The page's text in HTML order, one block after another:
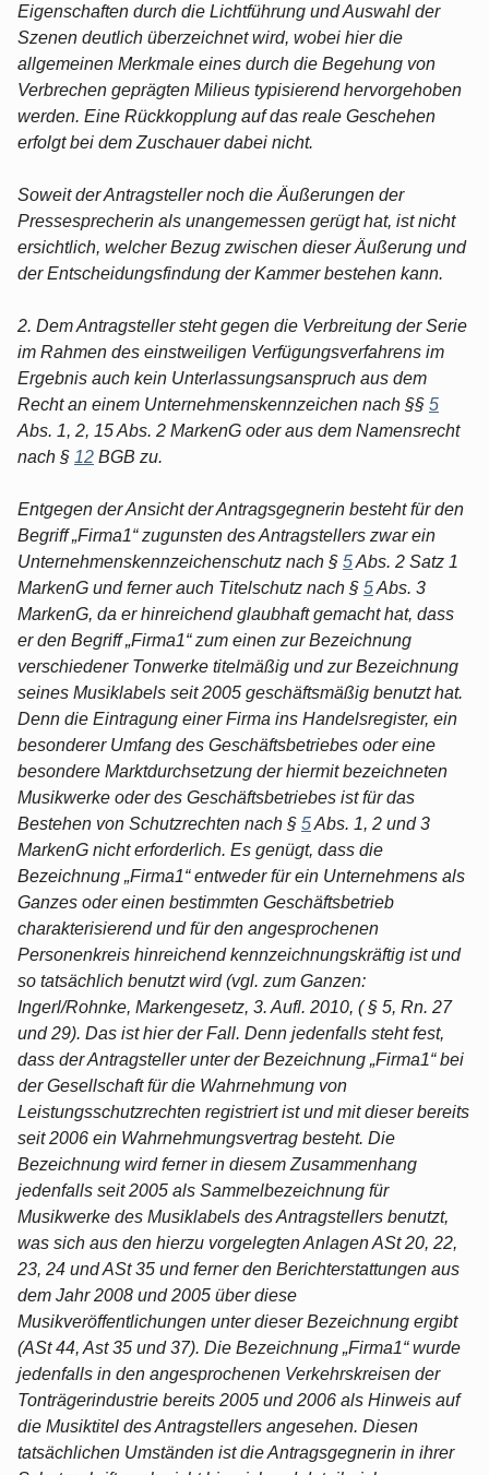
Eigenschaften durch die Lichtführung und Auswahl der
Szenen deutlich überzeichnet wird, wobei hier die
allgemeinen Merkmale eines durch die Begehung von
Verbrechen geprägten Milieus typisierend hervorgehoben
werden. Eine Rückkopplung auf das reale Geschehen
erfolgt bei dem Zuschauer dabei nicht.
Soweit der Antragsteller noch die Äußerungen der
Pressesprecherin als unangemessen gerügt hat, ist nicht
ersichtlich, welcher Bezug zwischen dieser Äußerung und
der Entscheidungsfindung der Kammer bestehen kann.
2. Dem Antragsteller steht gegen die Verbreitung der Serie
im Rahmen des einstweiligen Verfügungsverfahrens im
Ergebnis auch kein Unterlassungsanspruch aus dem
Recht an einem Unternehmenskennzeichen nach §§ 5
Abs. 1, 2, 15 Abs. 2 MarkenG oder aus dem Namensrecht
nach § 12 BGB zu.
Entgegen der Ansicht der Antragsgegnerin besteht für den
Begriff „Firma1“ zugunsten des Antragstellers zwar ein
Unternehmenskennzeichenschutz nach § 5Abs. 2 Satz 1
MarkenG und ferner auch Titelschutz nach § 5Abs. 3
MarkenG, da er hinreichend glaubhaft gemacht hat, dass
er den Begriff „Firma1“ zum einen zur Bezeichnung
verschiedener Tonwerke titelmäßig und zur Bezeichnung
seines Musiklabels seit 2005 geschäftsmäßig benutzt hat.
Denn die Eintragung einer Firma ins Handelsregister, ein
besonderer Umfang des Geschäftsbetriebes oder eine
besondere Marktdurchsetzung der hiermit bezeichneten
Musikwerke oder des Geschäftsbetriebes ist für das
Bestehen von Schutzrechten nach § 5Abs. 1, 2 und 3
MarkenG nicht erforderlich. Es genügt, dass die
Bezeichnung „Firma1“ entweder für ein Unternehmens als
Ganzes oder einen bestimmten Geschäftsbetrieb
charakterisierend und für den angesprochenen
Personenkreis hinreichend kennzeichnungskräftig ist und
so tatsächlich benutzt wird (vgl. zum Ganzen:
Ingerl/Rohnke, Markengesetz, 3. Aufl. 2010, ( § 5, Rn. 27
und 29). Das ist hier der Fall. Denn jedenfalls steht fest,
dass der Antragsteller unter der Bezeichnung „Firma1“ bei
der Gesellschaft für die Wahrnehmung von
Leistungsschutzrechten registriert ist und mit dieser bereits
seit 2006 ein Wahrnehmungsvertrag besteht. Die
Bezeichnung wird ferner in diesem Zusammenhang
jedenfalls seit 2005 als Sammelbezeichnung für
Musikwerke des Musiklabels des Antragstellers benutzt,
was sich aus den hierzu vorgelegten Anlagen ASt 20, 22,
23, 24 und ASt 35 und ferner den Berichterstattungen aus
dem Jahr 2008 und 2005 über diese
Musikveröffentlichungen unter dieser Bezeichnung ergibt
(ASt 44, Ast 35 und 37). Die Bezeichnung „Firma1“ wurde
jedenfalls in den angesprochenen Verkehrskreisen der
Tonträgerindustrie bereits 2005 und 2006 als Hinweis auf
die Musiktitel des Antragstellers angesehen. Diesen
tatsächlichen Umständen ist die Antragsgegnerin in ihrer